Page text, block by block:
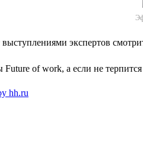
экспертов
of work, а если не
hh.ru